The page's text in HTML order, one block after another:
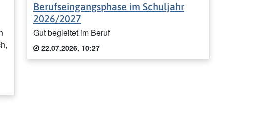
Berufseingangsphase im Schuljahr
2026/2027
Gut begleitet im Beruf
22.07.2026, 10:27